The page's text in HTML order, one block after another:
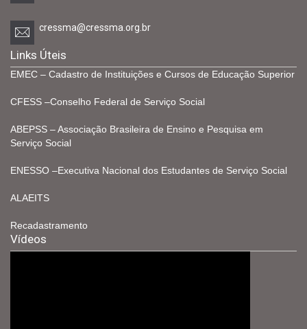
cressma@cressma.org.br
Links Úteis
EMEC – Cadastro de Instituições e Cursos de Educação Superior
CFESS –Conselho Federal de Serviço Social
ABEPSS – Associação Brasileira de Ensino e Pesquisa em
Serviço Social
ENESSO –Executiva Nacional dos Estudantes de Serviço Social
ALAEITS
Recadastramento
Vídeos